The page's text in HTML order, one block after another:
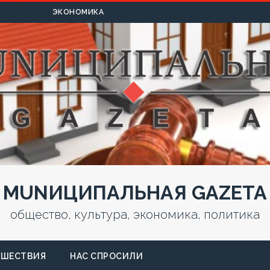
ЭКОНОМИКА
MUNИЦИПАЛЬНАЯ GAZЕТА
общество, культура, экономика, политика
НАС СПРОСИЛИ